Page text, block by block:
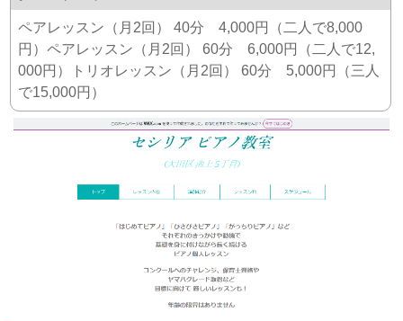
ペアレッスン（月2回） 40分 4,000円（二人で8,000
円） ​ペアレッスン（月2回） 60分 6,000円（二人で12,
000円） ​ トリオレッスン（月2回） 60分 5,000円（三人
で15,000円）